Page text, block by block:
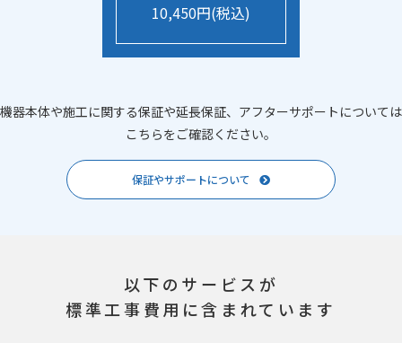
10,450円(税込)
機器本体や施工に関する保証や延長保証、アフターサポートについては
こちらをご確認ください。
保証やサポートについて
以下のサービスが
標準工事費用に含まれています